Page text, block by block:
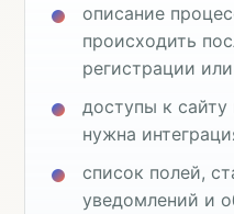
описание
происходить
регистрации
доступы к
нужна
список полей,
уведомлений и